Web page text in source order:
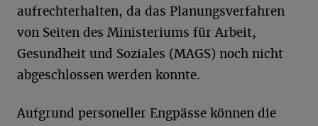
aufrechterhalten, da das Planungsverfahren
von Seiten des Ministeriums für Arbeit,
Gesundheit und Soziales (MAGS) noch nicht
abgeschlossen werden konnte.
Aufgrund personeller Engpässe können die